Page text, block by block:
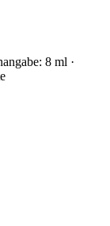
8 ml ·